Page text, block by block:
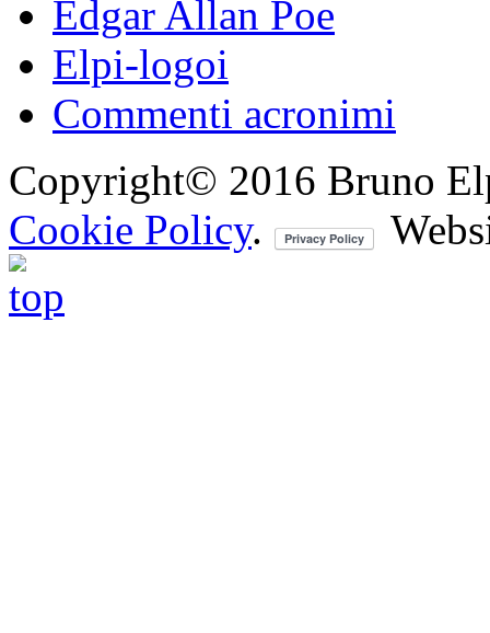
Edgar Allan Poe
Elpi-logoi
Commenti acronimi
Copyright© 2016 Bruno
Cookie Policy.